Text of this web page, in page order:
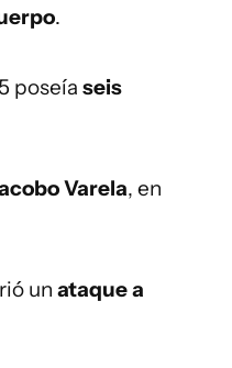
.
poseía seis
Varela, en
un ataque a